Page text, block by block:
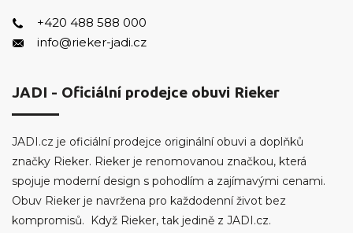
+420 488 588 000
info@rieker-jadi.cz
JADI - Oficiální prodejce obuvi Rieker
JADI.cz je oficiální prodejce originální obuvi a doplňků
značky Rieker. Rieker je renomovanou značkou, která
spojuje moderní design s pohodlím a zajímavými cenami.
Obuv Rieker je navržena pro každodenní život bez
kompromisů. Když Rieker, tak jedině z JADI.cz.